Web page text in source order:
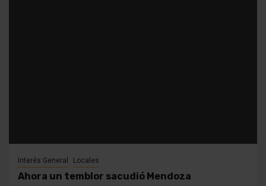
Interés General Locales
Ahora un temblor sacudió Mendoza